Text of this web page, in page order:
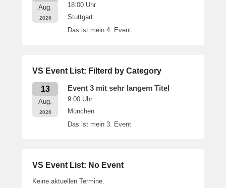
Aug.
2026
18:00 Uhr
Stuttgart
Das ist mein 4. Event
VS Event List: Filterd by Category
13
Aug.
2026
Event 3 mit sehr langem Titel
9:00 Uhr
München
Das ist mein 3. Event
VS Event List: No Event
Keine aktuellen Termine.